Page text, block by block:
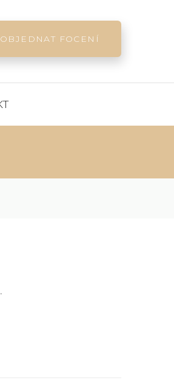
OBJEDNAT FOCENÍ